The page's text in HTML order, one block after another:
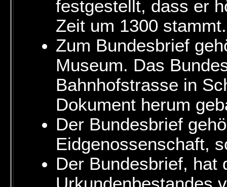
festgestellt, dass er
Zeit um 1300 stammt.
Zum Bundesbrief
Museum. Das
Bahnhofstrasse in
Dokument herum
Der Bundesbrief
Eidgenossenschaft,
Der Bundesbrief, hat